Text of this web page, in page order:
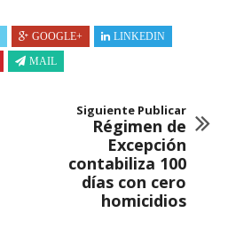
GOOGLE+
LINKEDIN
MAIL
Siguiente Publicar
Régimen de
Excepción
contabiliza 100
días con cero
homicidios